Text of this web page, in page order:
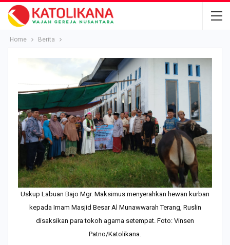
Home Berita
Uskup Labuan Bajo Mgr. Maksimus menyerahkan hewan kurban
kepada Imam Masjid Besar Al Munawwarah Terang, Ruslin
disaksikan para tokoh agama setempat. Foto: Vinsen
Patno/Katolikana.